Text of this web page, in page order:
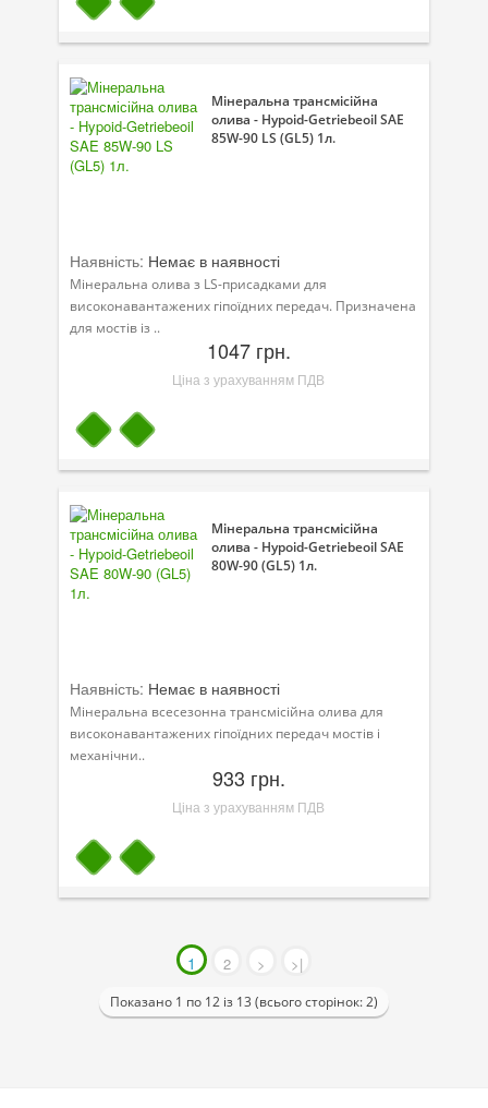
Мінеральна трансмісійна
олива - Hypoid-Getriebeoil SAE
85W-90 LS (GL5) 1л.
Наявність: Немає в наявності
Мінеральна олива з LS-присадками для
високонавантажених гіпоїдних передач. Призначена
для мостів із ..
1047 грн.
Ціна з урахуванням ПДВ
Мінеральна трансмісійна
олива - Hypoid-Getriebeoil SAE
80W-90 (GL5) 1л.
Наявність: Немає в наявності
Мінеральна всесезонна трансмісійна олива для
високонавантажених гіпоїдних передач мостів і
механічни..
933 грн.
Ціна з урахуванням ПДВ
1 2 > >|
Показано 1 по 12 із 13 (всього сторінок: 2)